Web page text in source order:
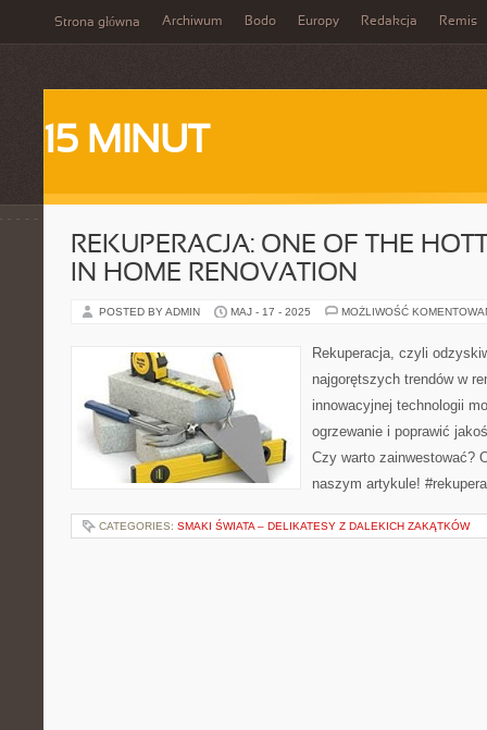
Strona główna Archiwum Bodo Europy Redakcja Remis
15 MINUT
REKUPERACJA: ONE OF THE
IN HOME RENOVATION
POSTED BY ADMIN MAJ - 17 - 2025 MOŻLIWOŚĆ
Rekuperacja, czyli
najgorętszych trendów w
innowacyjnej technologii
ogrzewanie i poprawić
Czy warto zainwestować?
naszym artykule!
CATEGORIES: SMAKI ŚWIATA – DELIKATESY Z DALEKICH ZAKĄTKÓW